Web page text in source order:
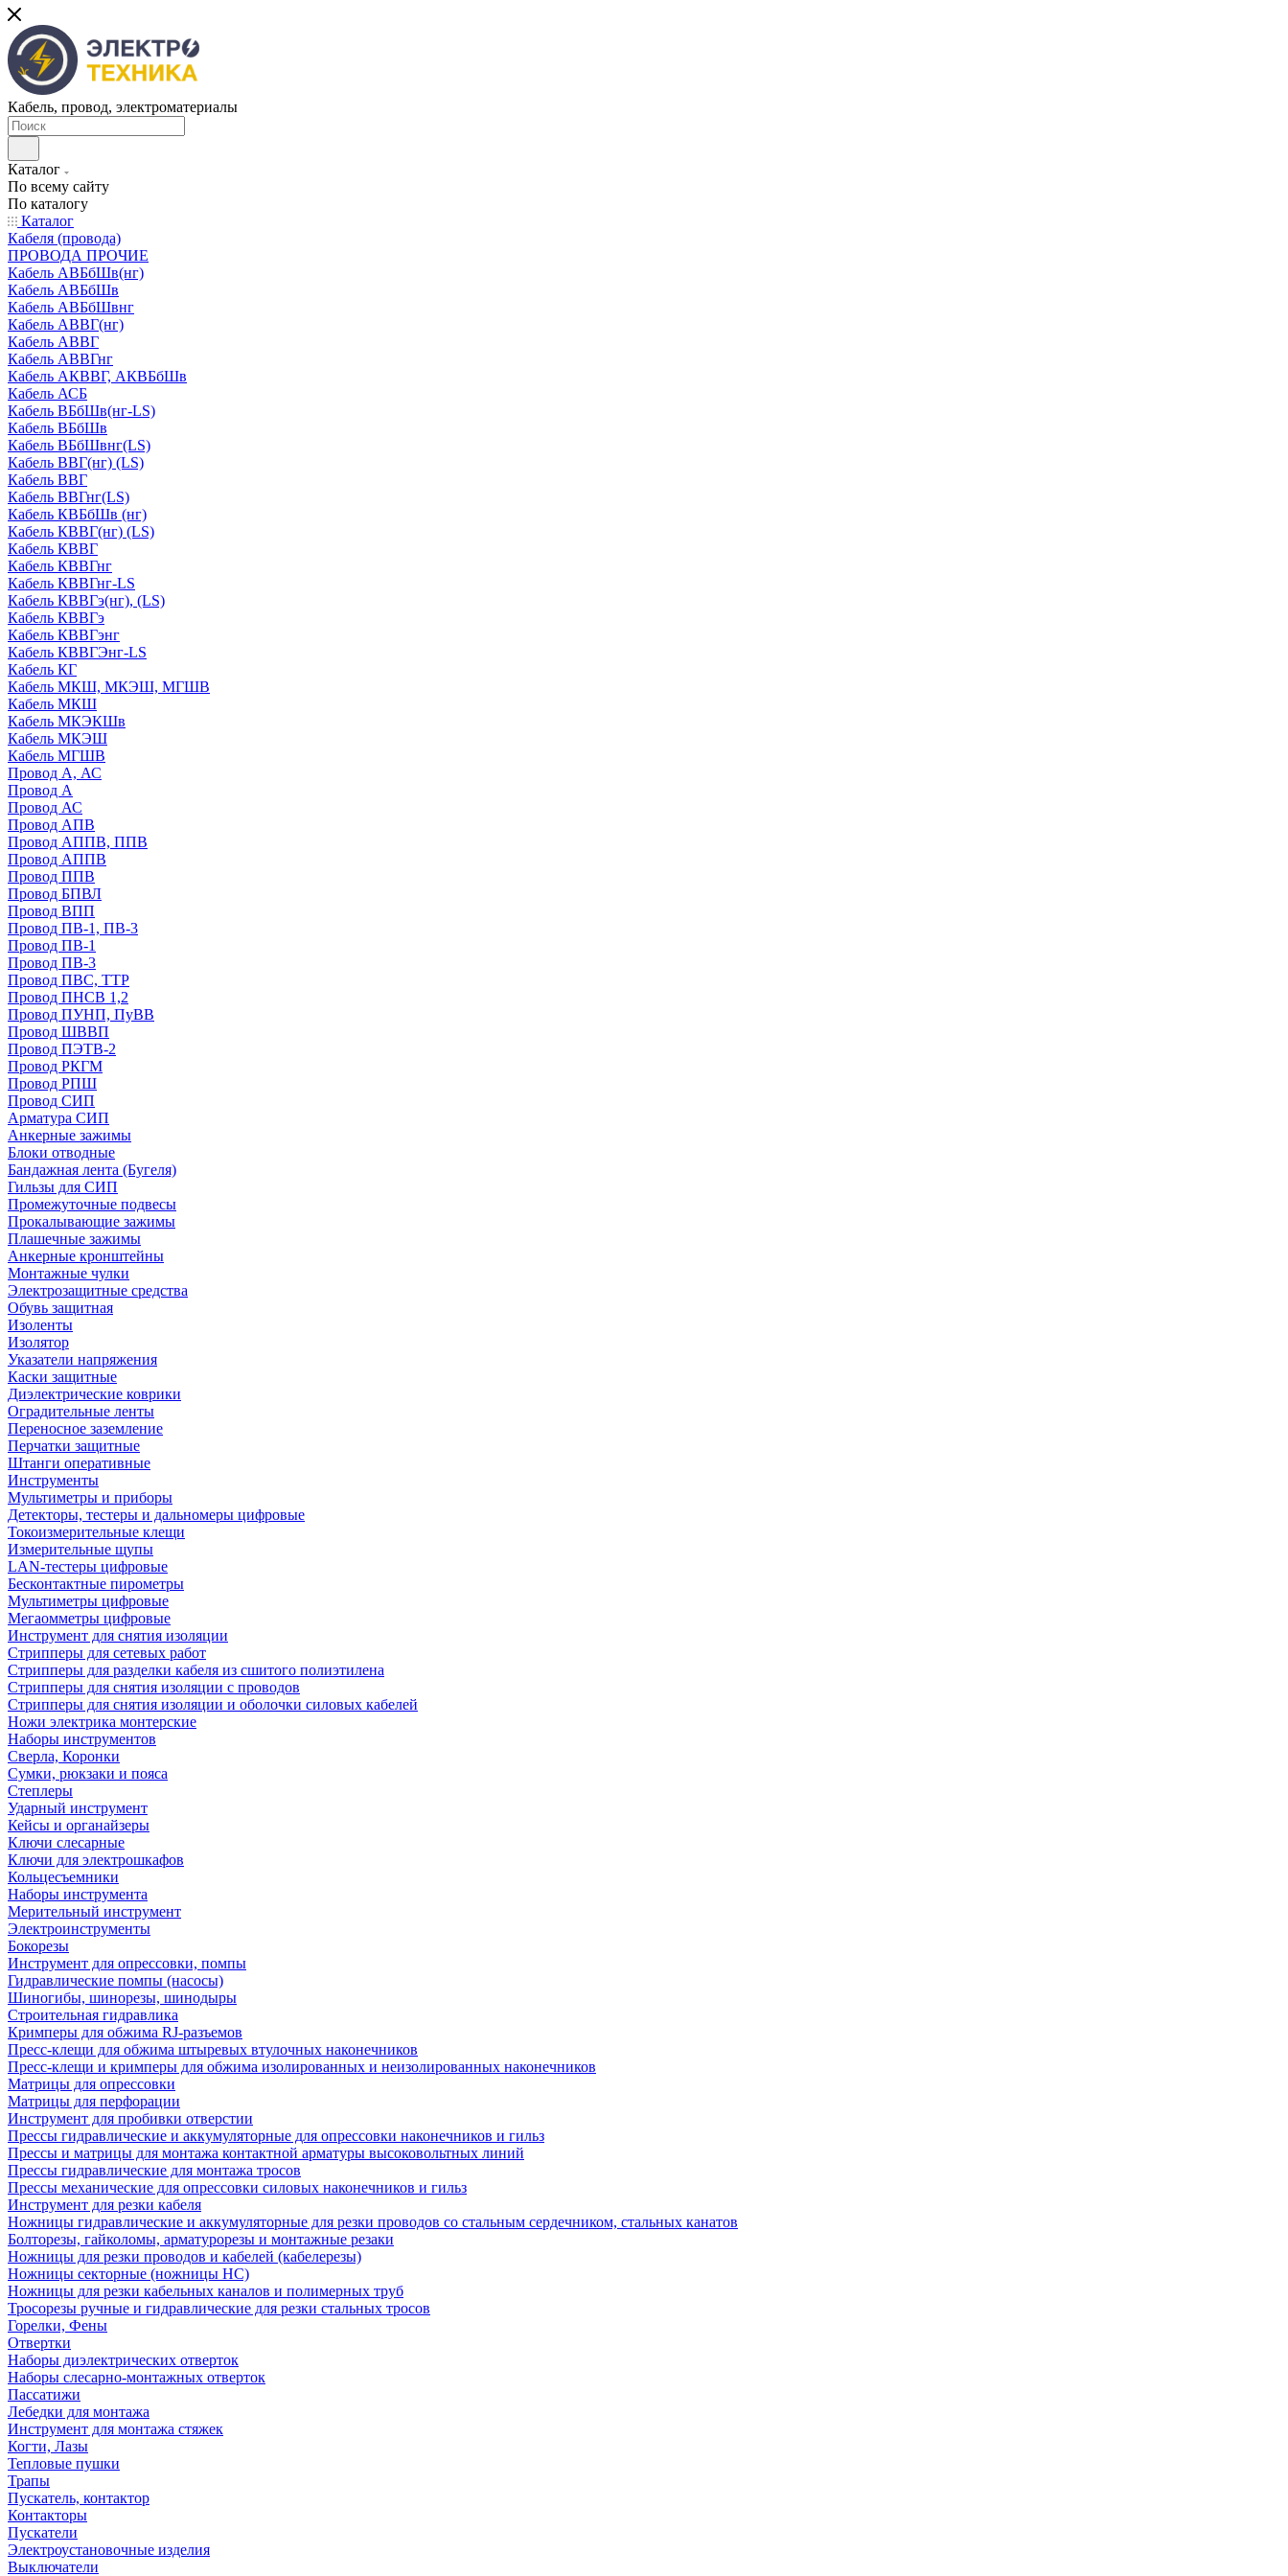
Кабель, провод, электроматериалы
Каталог
По всему сайту
По каталогу
Каталог
Кабеля (провода)
ПРОВОДА ПРОЧИЕ
Кабель АВБбШв(нг)
Кабель АВБбШв
Кабель АВБбШвнг
Кабель АВВГ(нг)
Кабель АВВГ
Кабель АВВГнг
Кабель АКВВГ, АКВБбШв
Кабель АСБ
Кабель ВБбШв(нг-LS)
Кабель ВБбШв
Кабель ВБбШвнг(LS)
Кабель ВВГ(нг) (LS)
Кабель ВВГ
Кабель ВВГнг(LS)
Кабель КВБбШв (нг)
Кабель КВВГ(нг) (LS)
Кабель КВВГ
Кабель КВВГнг
Кабель КВВГнг-LS
Кабель КВВГэ(нг), (LS)
Кабель КВВГэ
Кабель КВВГэнг
Кабель КВВГЭнг-LS
Кабель КГ
Кабель МКШ, МКЭШ, МГШВ
Кабель МКШ
Кабель МКЭКШв
Кабель МКЭШ
Кабель МГШВ
Провод А, АС
Провод А
Провод АС
Провод АПВ
Провод АППВ, ППВ
Провод АППВ
Провод ППВ
Провод БПВЛ
Провод ВПП
Провод ПВ-1, ПВ-3
Провод ПВ-1
Провод ПВ-3
Провод ПВС, ТТР
Провод ПНСВ 1,2
Провод ПУНП, ПуВВ
Провод ШВВП
Провод ПЭТВ-2
Провод РКГМ
Провод РПШ
Провод СИП
Арматура СИП
Анкерные зажимы
Блоки отводные
Бандажная лента (Бугеля)
Гильзы для СИП
Промежуточные подвесы
Прокалывающие зажимы
Плашечные зажимы
Анкерные кронштейны
Монтажные чулки
Электрозащитные средства
Обувь защитная
Изоленты
Изолятор
Указатели напряжения
Каски защитные
Диэлектрические коврики
Оградительные ленты
Переносное заземление
Перчатки защитные
Штанги оперативные
Инструменты
Мультиметры и приборы
Детекторы, тестеры и дальномеры цифровые
Токоизмерительные клещи
Измерительные щупы
LAN-тестеры цифровые
Бесконтактные пирометры
Мультиметры цифровые
Мегаомметры цифровые
Инструмент для снятия изоляции
Стрипперы для сетевых работ
Стрипперы для разделки кабеля из сшитого полиэтилена
Cтрипперы для снятия изоляции с проводов
Стрипперы для снятия изоляции и оболочки силовых кабелей
Ножи электрика монтерские
Наборы инструментов
Сверла, Коронки
Сумки, рюкзаки и пояса
Степлеры
Ударный инструмент
Кейсы и органайзеры
Ключи слесарные
Ключи для электрошкафов
Кольцесъемники
Наборы инструмента
Мерительный инструмент
Электроинструменты
Бокорезы
Инструмент для опрессовки, помпы
Гидравлические помпы (насосы)
Шиногибы, шинорезы, шинодыры
Строительная гидравлика
Кримперы для обжима RJ-разъемов
Пресс-клещи для обжима штыревых втулочных наконечников
Пресс-клещи и кримперы для обжима изолированных и неизолированных наконечников
Матрицы для опрессовки
Матрицы для перфорации
Инструмент для пробивки отверстии
Прессы гидравлические и аккумуляторные для опрессовки наконечников и гильз
Прессы и матрицы для монтажа контактной арматуры высоковольтных линий
Прессы гидравлические для монтажа тросов
Прессы механические для опрессовки силовых наконечников и гильз
Инструмент для резки кабеля
Ножницы гидравлические и аккумуляторные для резки проводов со стальным сердечником, стальных канатов
Болторезы, гайколомы, арматурорезы и монтажные резаки
Ножницы для резки проводов и кабелей (кабелерезы)
Ножницы секторные (ножницы НС)
Ножницы для резки кабельных каналов и полимерных труб
Тросорезы ручные и гидравлические для резки стальных тросов
Горелки, Фены
Отвертки
Наборы диэлектрических отверток
Наборы слесарно-монтажных отверток
Пассатижи
Лебедки для монтажа
Инструмент для монтажа стяжек
Когти, Лазы
Тепловые пушки
Трапы
Пускатель, контактор
Контакторы
Пускатели
Электроустановочные изделия
Выключатели